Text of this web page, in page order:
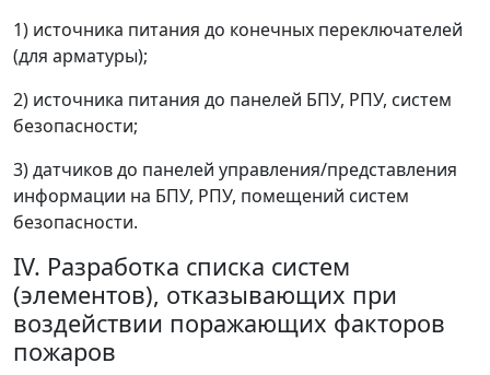
1) источника питания до конечных переключателей
(для арматуры);
2) источника питания до панелей БПУ, РПУ, систем
безопасности;
3) датчиков до панелей управления/представления
информации на БПУ, РПУ, помещений систем
безопасности.
IV. Разработка списка систем
(элементов), отказывающих при
воздействии поражающих факторов
пожаров